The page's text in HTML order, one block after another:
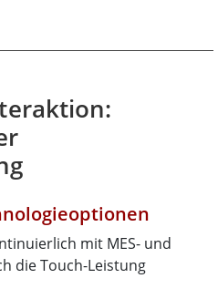
mit MES- und
die Touch-Leistung